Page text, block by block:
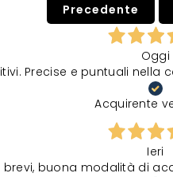
Precedente
Oggi
Precise e puntuali nella
Acquirente
Ieri
buona modalità di